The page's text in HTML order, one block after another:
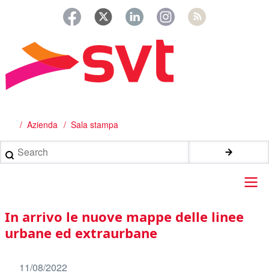
principale
Briciole
di
pane
Azienda Sala stampa
Search
navigation
In arrivo le nuove mappe delle linee
urbane ed extraurbane
11/08/2022